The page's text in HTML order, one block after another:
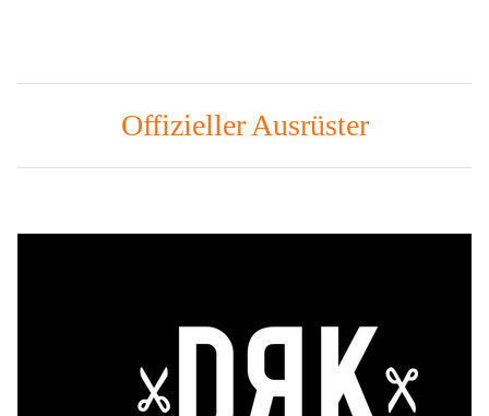
Offizieller Ausrüster